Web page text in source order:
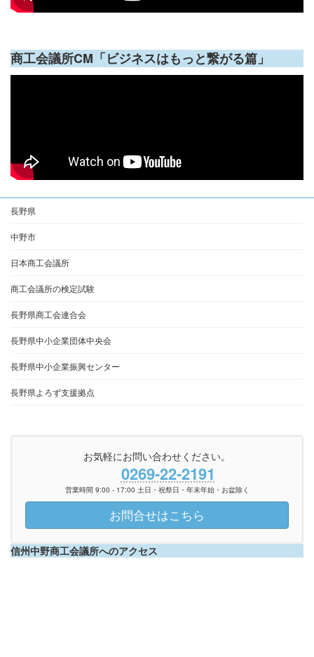
商工会議所CM「ビジネスはもっと繋がる篇」
長野県
中野市
日本商工会議所
商工会議所の検定試験
長野県商工会連合会
長野県中小企業団体中央会
長野県中小企業振興センター
長野県よろず支援拠点
お気軽にお問い合わせください。
0269-22-2191
営業時間 9:00 - 17:00 土日・祝祭日・年末年始・お盆除く
お問合せはこちら
信州中野商工会議所へのアクセス